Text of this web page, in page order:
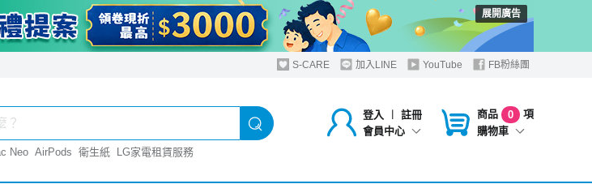
展開廣告
S-CARE 加入LINE YouTube FB粉絲團
登入 ︱
註冊
會員中心
商品 0
項
購物車
Neo AirPods 衛生紙 LG家電租賃服務